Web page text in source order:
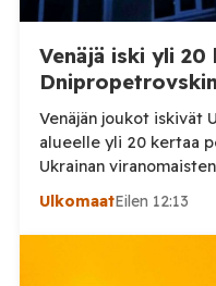
Venäjä iski yli 20
Venäjän joukot iskivät
alueelle yli 20 kertaa
Ukrainan
drooneilla ja tykistöllä
alueellisen
kertoi
UlkomaatEilen 12:13